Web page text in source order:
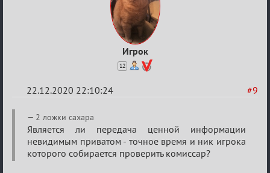
Игрок
12
#9
22.12.2020 22:10:24
Re:
Ценная
игровая
информация
2 ложки сахара
Является ли передача ценной информации
невидимым приватом - точное время и ник игрока
которого собирается проверить комиссар?